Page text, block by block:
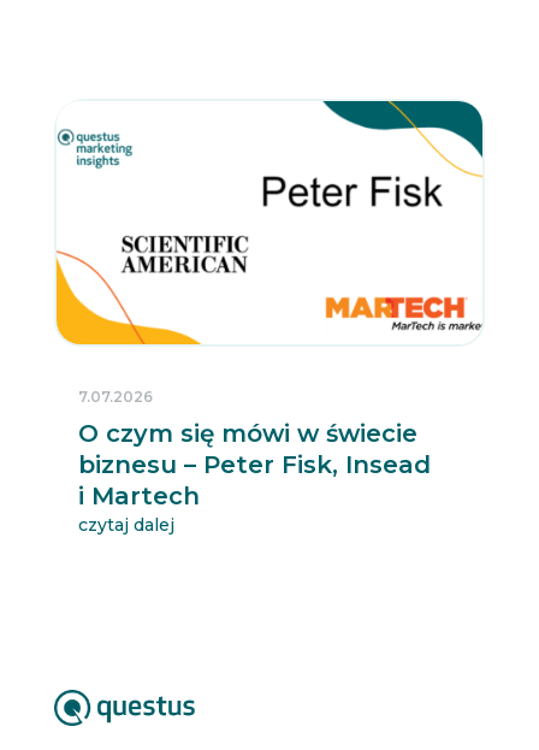
O czym się mówi w świecie
biznesu – Peter Fisk, Insead
i Martech
7.07.2026
czytaj dalej